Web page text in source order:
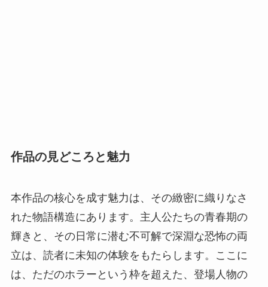
作品の見どころと魅力
本作品の核心を成す魅力は、その緻密に織りなさ
れた物語構造にあります。主人公たちの青春期の
輝きと、その日常に潜む不可解で深淵な恐怖の両
立は、読者に未知の体験をもたらします。ここに
は、ただのホラーという枠を超えた、登場人物の